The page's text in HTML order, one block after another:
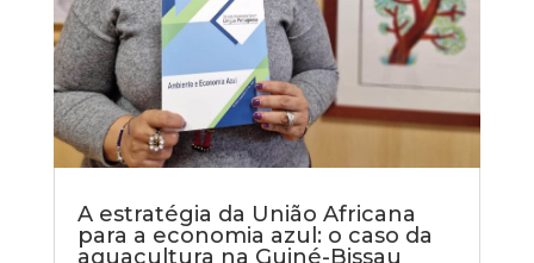
A estratégia da União Africana
para a economia azul: o caso da
aquacultura na Guiné-Bissau